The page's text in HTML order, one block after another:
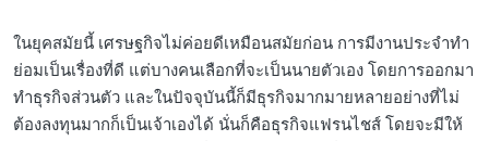
ในยุคสมัยนี้ เศรษฐกิจไม่ค่อยดีเหมือนสมัยก่อน การมีงานประจำทำ
ย่อมเป็นเรื่องที่ดี แต่บางคนเลือกที่จะเป็นนายตัวเอง โดยการออกมา
ทำธุรกิจส่วนตัว และในปัจจุบันนี้ก็มีธุรกิจมากมายหลายอย่างที่ไม่
ต้องลงทุนมากก็เป็นเจ้าเองได้ นั่นก็คือธุรกิจแฟรนไชส์ โดยจะมีให้